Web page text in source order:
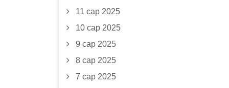
11 сар 2025
10 сар 2025
9 сар 2025
8 сар 2025
7 сар 2025